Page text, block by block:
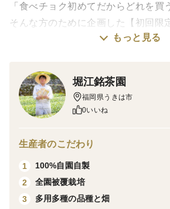
「食べチョク初めてだからどれを買
そんな方のために企画した【初回限
＼嬉しいポイント💕／
・セット商品だから、色々な味を楽
・一人暮らしや少人数のご家庭でも
------------------
▼ 商品紹介
もっと見る
堀江銘茶園
福岡県うきは市
0いいね
生産者のこだわり
1
100%自園自製
2
全園被覆栽培
3
多用多種の品種と畑